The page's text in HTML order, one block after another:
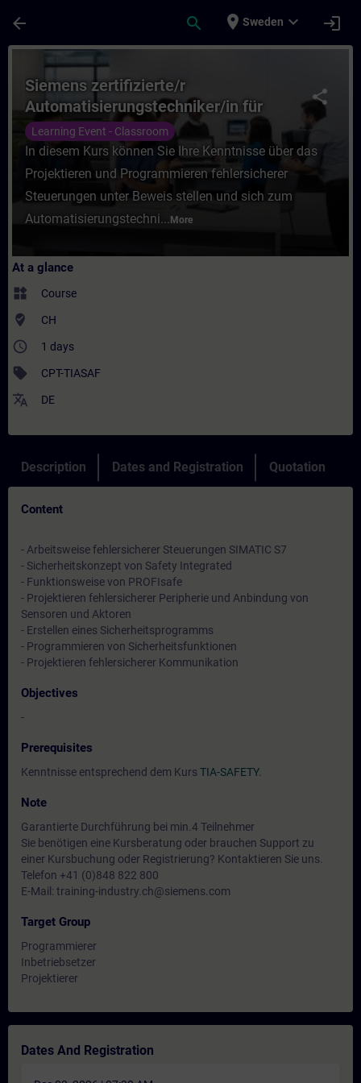
arrow_back search place Sweden expand_more login
Course - Siemens zertifizierte/r
share
Siemens zertifizierte/r
Automatisierungstechniker/in für
SIMATIC Safety - Projektieren und
Programmieren
Learning Event - Classroom
In diesem Kurs können Sie Ihre Kenntnisse über das
Projektieren und Programmieren fehlersicherer
Steuerungen unter Beweis stellen und sich zum
Automatisierungstechni... More
At a glance
widgets Course
where_to_vote CH
access_time 1 days
sell CPT-TIASAF
translate DE
Description Dates and Registration Quotation
Content
- Arbeitsweise fehlersicherer Steuerungen SIMATIC S7
- Sicherheitskonzept von Safety Integrated
- Funktionsweise von PROFIsafe
- Projektieren fehlersicherer Peripherie und Anbindung von
Sensoren und Aktoren
- Erstellen eines Sicherheitsprogramms
- Programmieren von Sicherheitsfunktionen
- Projektieren fehlersicherer Kommunikation
Objectives
-
Prerequisites
Kenntnisse entsprechend dem Kurs TIA-SAFETY.
Note
Garantierte Durchführung bei min.4 Teilnehmer
Sie benötigen eine Kursberatung oder brauchen Support zu
einer Kursbuchung oder Registrierung? Kontaktieren Sie uns.
Telefon +41 (0)848 822 800
E-Mail: training-industry.ch@siemens.com
Target Group
Programmierer
Inbetriebsetzer
Projektierer
Dates And Registration